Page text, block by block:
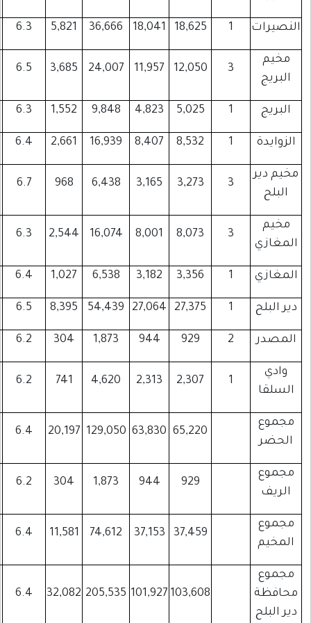
18,041
36,666
5,821
6.3
785
3,919
6,298
24,007
3,685
6.5
586
2,653
3,829
4,823
9,848
1,552
6.3
200
1,313
1,708
8,407
16,939
2,661
6.4
244
2,340
3,023
6,438
968
6.7
158
914
1,135
16,074
2,544
6.3
442
1,916
2,678
3,182
6,538
1,027
6.4
122
913
1,058
27,064
54,439
8,395
6.5
1,108
6,400
9,122
944
1,873
304
6.2
89
445
355
2,313
4,620
741
6.2
62
861
825
129,050
20,197
6.4
2,521
15,746
22,034
304
6.2
89
445
355
74,612
11,581
6.4
1,831
8,710
12,244
101,927
205,535
32,082
6.4
4,441
24,901
34,633